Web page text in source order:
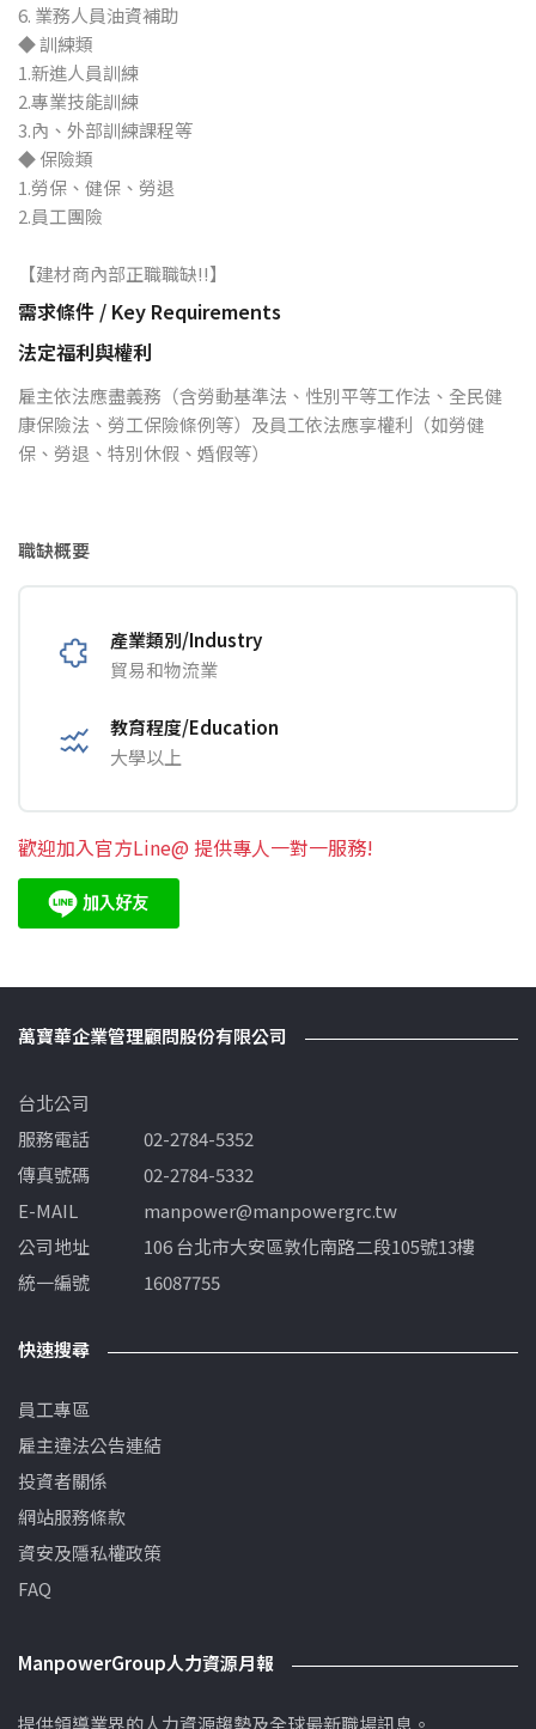
6. 業務人員油資補助
◆ 訓練類
1.新進人員訓練
2.專業技能訓練
3.內、外部訓練課程等
◆ 保險類
1.勞保、健保、勞退
2.員工團險
【建材商內部正職職缺!!】
需求條件 / Key Requirements
法定福利與權利
雇主依法應盡義務（含勞動基準法、性別平等工作法、全民健
康保險法、勞工保險條例等）及員工依法應享權利（如勞健
保、勞退、特別休假、婚假等）
職缺概要
產業類別/Industry
貿易和物流業
教育程度/Education
大學以上
歡迎加入官方Line@ 提供專人一對一服務!
萬寶華企業管理顧問股份有限公司
台北公司
服務電話
02-2784-5352
傳真號碼
02-2784-5332
E-MAIL
manpower@manpowergrc.tw
公司地址
106 台北市大安區敦化南路二段105號13樓
統一編號
16087755
快速搜尋
員工專區
雇主違法公告連結
投資者關係
網站服務條款
資安及隱私權政策
FAQ
ManpowerGroup人力資源月報
提供領導業界的人力資源趨勢及全球最新職場訊息。